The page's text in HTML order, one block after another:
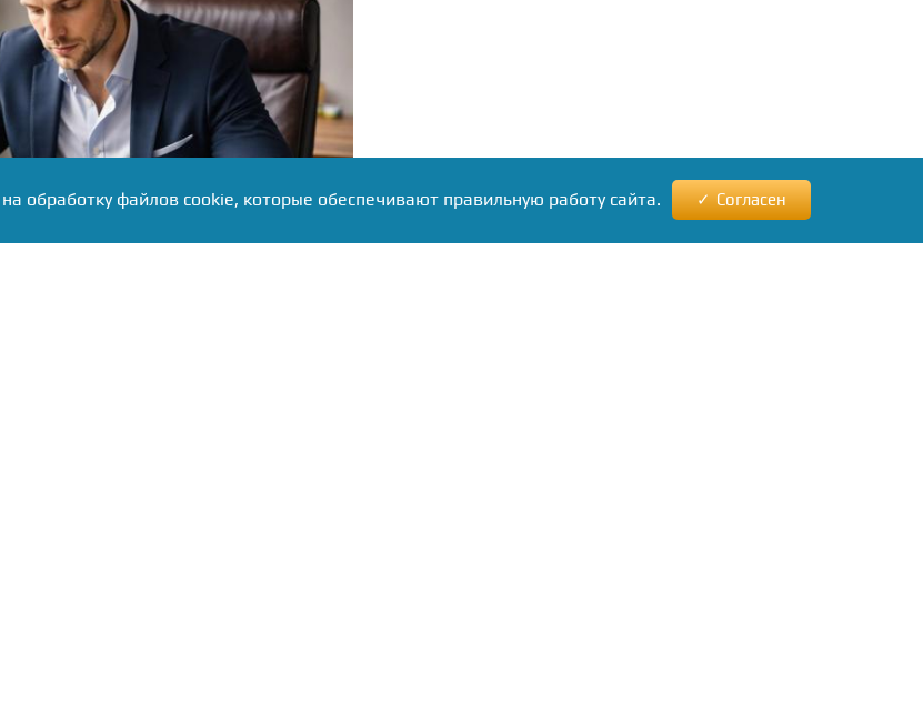
обработку файлов cookie, которые обеспечивают правильную работу сайта. Согласен